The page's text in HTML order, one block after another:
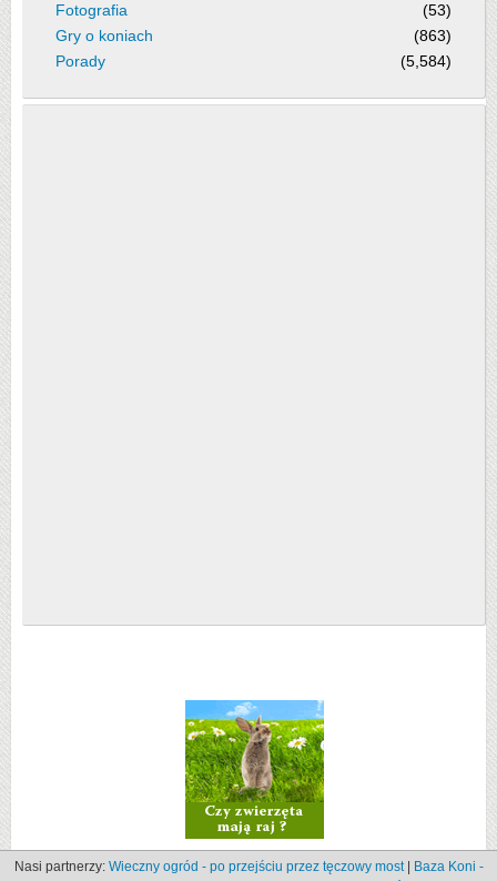
Fotografia
(53)
Gry o koniach
(863)
Porady
(5,584)
Nasi partnerzy: Wieczny ogród - po przejściu przez tęczowy most|
Baza Koni -